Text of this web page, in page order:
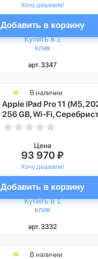
Хочу дешевле!
Добавить в корзину
Купить в 1
клик
арт. 3347
Apple iPad Pro 11 (M5,
256 GB, Wi-Fi,
(Silver)
В наличии
Цена
93 970 ₽
Хочу дешевле!
Добавить в корзину
Купить в 1
клик
арт. 3332
В наличии